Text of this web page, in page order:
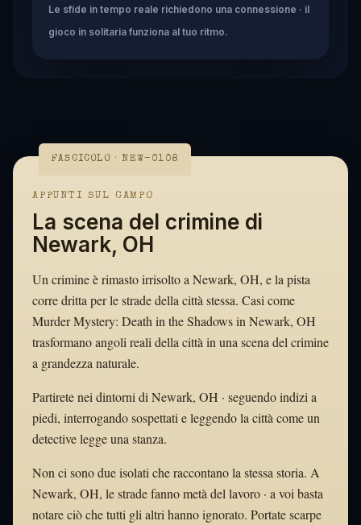
Le sfide in tempo reale richiedono una connessione · il
gioco in solitaria funziona al tuo ritmo.
FASCICOLO · NEW-0108
APPUNTI SUL CAMPO
La scena del crimine di
Newark, OH
Un crimine è rimasto irrisolto a Newark, OH, e la pista
corre dritta per le strade della città stessa. Casi come
Murder Mystery: Death in the Shadows in Newark, OH
trasformano angoli reali della città in una scena del crimine
a grandezza naturale.
Partirete nei dintorni di Newark, OH · seguendo indizi a
piedi, interrogando sospettati e leggendo la città come un
detective legge una stanza.
Non ci sono due isolati che raccontano la stessa storia. A
Newark, OH, le strade fanno metà del lavoro · a voi basta
notare ciò che tutti gli altri hanno ignorato. Portate scarpe